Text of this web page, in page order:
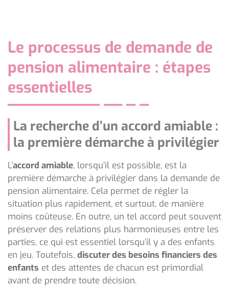
Le processus de demande de
pension alimentaire : étapes
essentielles
La recherche d’un accord amiable :
la première démarche à privilégier
L’accord amiable, lorsqu’il est possible, est la
première démarche à privilégier dans la demande de
pension alimentaire. Cela permet de régler la
situation plus rapidement, et surtout, de manière
moins coûteuse. En outre, un tel accord peut souvent
préserver des relations plus harmonieuses entre les
parties, ce qui est essentiel lorsqu’il y a des enfants
en jeu. Toutefois, discuter des besoins financiers des
enfants et des attentes de chacun est primordial
avant de prendre toute décision.